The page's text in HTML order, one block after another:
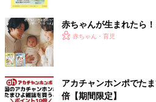
と考え…わが家の
「おみそ汁づくり」
大作戦！
赤ちゃんが生まれたら
赤ちゃん・育児
アカチャンホンポでた
倍【期間限定】